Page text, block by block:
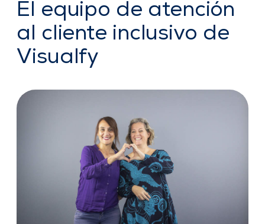
El equipo de atención
al cliente inclusivo de
Visualfy